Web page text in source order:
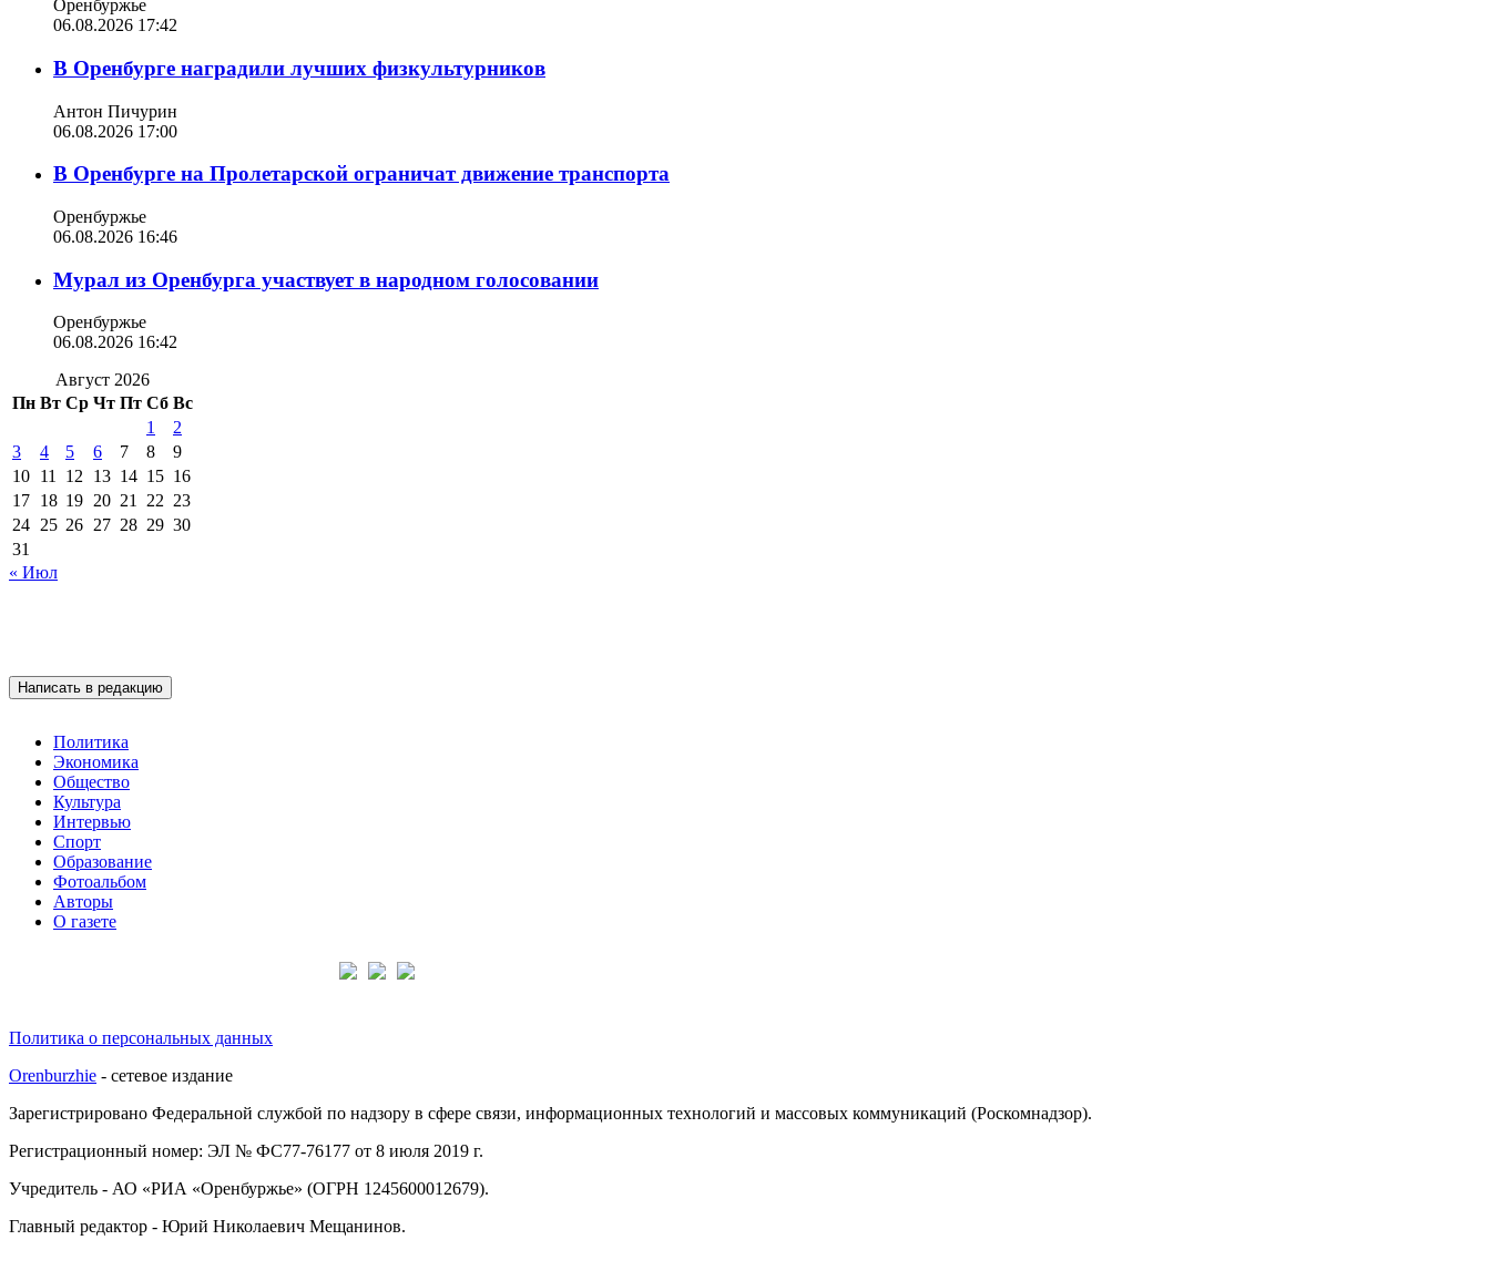
Оренбуржье
06.08.2026 17:42
В Оренбурге наградили лучших физкультурников
Антон Пичурин
06.08.2026 17:00
В Оренбурге на Пролетарской ограничат движение транспорта
Оренбуржье
06.08.2026 16:46
Мурал из Оренбурга участвует в народном голосовании
Оренбуржье
06.08.2026 16:42
Август 2026
Пн Вт Ср Чт Пт Сб Вс
1
2
3
4 5 6 7 8
9
10 11 12 13 14 15 16
17 18 19 20 21 22 23
24 25 26 27 28 29 30
31
« Июл
Написать в редакцию
Политика
Экономика
Общество
Культура
Интервью
Спорт
Образование
Фотоальбом
Авторы
О газете
Политика о персональных данных
Orenburzhie - сетевое издание
Зарегистрировано Федеральной службой по надзору в сфере связи, информационных технологий и массовых коммуникаций (Роскомнадзор).
Регистрационный номер: ЭЛ № ФС77-76177 от 8 июля 2019 г.
Учредитель - АО «РИА «Оренбуржье» (ОГРН 1245600012679).
Главный редактор - Юрий Николаевич Мещанинов.